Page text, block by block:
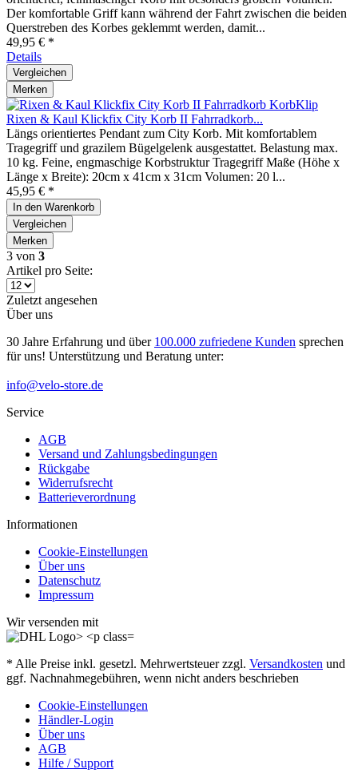
Der komfortable Griff kann während der Fahrt zwischen die beiden
Querstreben des Korbes geklemmt werden, damit...
49,95 € *
Details
Vergleichen
Merken
Rixen & Kaul Klickfix City Korb II Fahrradkorb...
Längs orientiertes Pendant zum City Korb. Mit komfortablem
Tragegriff und grazilem Bügelgelenk ausgestattet. Belastung max.
10 kg. Feine, engmaschige Korbstruktur Tragegriff Maße (Höhe x
Länge x Breite): 20cm x 41cm x 31cm Volumen: 20 l...
45,95 € *
In den Warenkorb
Vergleichen
Merken
3 von 3
Artikel pro Seite:
Zuletzt angesehen
Über uns
30 Jahre Erfahrung und über 100.000 zufriedene Kunden sprechen
für uns! Unterstützung und Beratung unter:
info@velo-store.de
Service
AGB
Versand und Zahlungsbedingungen
Rückgabe
Widerrufsrecht
Batterieverordnung
Informationen
Cookie-Einstellungen
Über uns
Datenschutz
Impressum
Wir versenden mit
* Alle Preise inkl. gesetzl. Mehrwertsteuer zzgl. Versandkosten und
ggf. Nachnahmegebühren, wenn nicht anders beschrieben
Cookie-Einstellungen
Händler-Login
Über uns
AGB
Hilfe / Support